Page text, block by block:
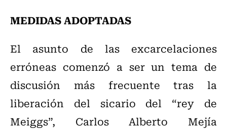
MEDIDAS ADOPTADAS
El asunto de las excarcelaciones
erróneas comenzó a ser un tema de
discusión más frecuente tras la
liberación del sicario del “rey de
Meiggs”, Carlos Alberto Mejía